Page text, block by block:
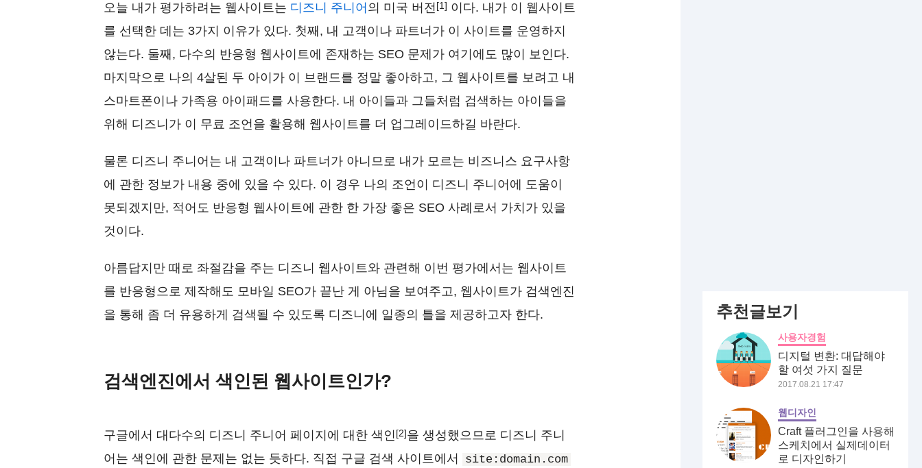
오늘 내가 평가하려는 웹사이트는 디즈니 주니어 의 미국 버전 [1] 이다. 내가 이 웹사이트
를 선택한 데는 3가지 이유가 있다. 첫째, 내 고객이나 파트너가 이 사이트를 운영하지
않는다. 둘째, 다수의 반응형 웹사이트에 존재하는 SEO 문제가 여기에도 많이 보인다.
마지막으로 나의 4살된 두 아이가 이 브랜드를 정말 좋아하고, 그 웹사이트를 보려고 내
스마트폰이나 가족용 아이패드를 사용한다. 내 아이들과 그들처럼 검색하는 아이들을
위해 디즈니가 이 무료 조언을 활용해 웹사이트를 더 업그레이드하길 바란다.
물론 디즈니 주니어는 내 고객이나 파트너가 아니므로 내가 모르는 비즈니스 요구사항
에 관한 정보가 내용 중에 있을 수 있다. 이 경우 나의 조언이 디즈니 주니어에 도움이
못되겠지만, 적어도 반응형 웹사이트에 관한 한 가장 좋은 SEO 사례로서 가치가 있을
것이다.
아름답지만 때로 좌절감을 주는 디즈니 웹사이트와 관련해 이번 평가에서는 웹사이트
를 반응형으로 제작해도 모바일 SEO가 끝난 게 아님을 보여주고, 웹사이트가 검색엔진
을 통해 좀 더 유용하게 검색될 수 있도록 디즈니에 일종의 틀을 제공하고자 한다.
검색엔진에서 색인된 웹사이트인가?
구글에서 대다수의 디즈니 주니어 페이지에 대한 색인 [2] 을 생성했으므로 디즈니 주니
어는 색인에 관한 문제는 없는 듯하다. 직접 구글 검색 사이트에서
site:domain.com
추천글보기
사용자경험
디지털 변환: 대답해야
할 여섯 가지 질문
2017.08.21 17:47
웹디자인
Craft 플러그인을 사용해
스케치에서 실제데이터
로 디자인하기